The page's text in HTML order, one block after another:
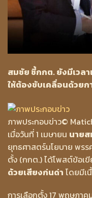
สมชัย ชี้กกต. ยังมีเวล
ให้ต้องขับเคลื่อนด้วยก
ภาพประกอบข่าว©
เมื่อวันที่ 1 เมษายน นาย
ยุทธศาสตร์นโยบาย พรร
ตั้ง (กกต.) ได้โพสต์ข้อเ
ด้วยเสียงก่นด่า โดยมีเ
การเลือกตั้ง 17 พฤษภา